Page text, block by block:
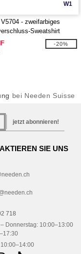
W1
- zweifarbiges
Sweatshirt
-20%
bei Needen Suisse
jetzt abonnieren!
SIE UNS
718
Donnerstag: 10:00–13:00
10:00–14:00